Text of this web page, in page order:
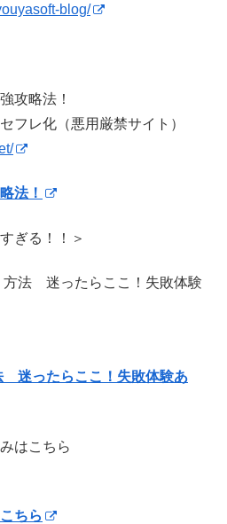
blog/
略法！
フレ化（悪用厳禁サイト）
法！
ぎる！！＞
法 迷ったらここ！失敗体験
迷ったらここ！失敗体験あ
はこちら
ちら